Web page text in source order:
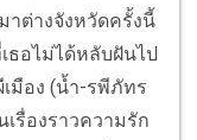
าต่างจังหวัดครั้งนี้
ธอไม่ได้หลับฝันไป
มือง (น้ำ-รพีภัทร
รื่องราวความรัก